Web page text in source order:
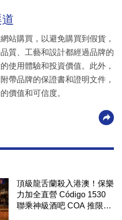
站購買，以避免購買到假貨，
質、工藝和設計都經過品牌的
使用體驗和投資價值。此外，
帶品牌的保證書和證明文件，
價值和可信度。
頂級龍舌蘭殺入港澳！保樂
力加全直營 Código 1530
聯乘神級酒吧 COA 推限定